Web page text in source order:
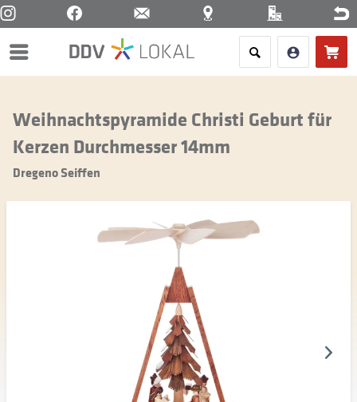
Menü
Weihnachtspyramide Christi Geburt für
Kerzen Durchmesser 14mm
Dregeno Seiffen